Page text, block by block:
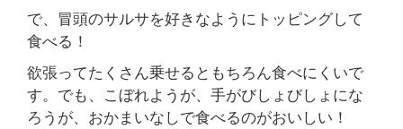
で、冒頭のサルサを好きなようにトッピングして
食べる！
欲張ってたくさん乗せるともちろん食べにくいで
す。でも、こぼれようが、手がびしょびしょにな
ろうが、おかまいなしで食べるのがおいしい！